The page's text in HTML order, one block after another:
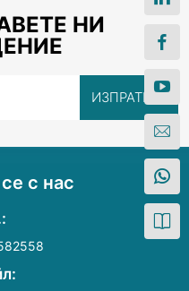
НИ
с нас